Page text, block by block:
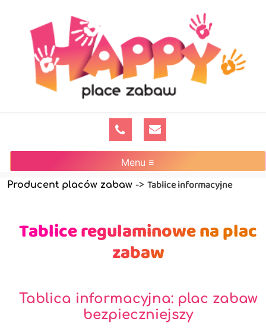
Menu ≡
Producent placów zabaw -> Tablice informacyjne
Tablice regulaminowe na plac
zabaw
Tablica informacyjna: plac zabaw
bezpieczniejszy